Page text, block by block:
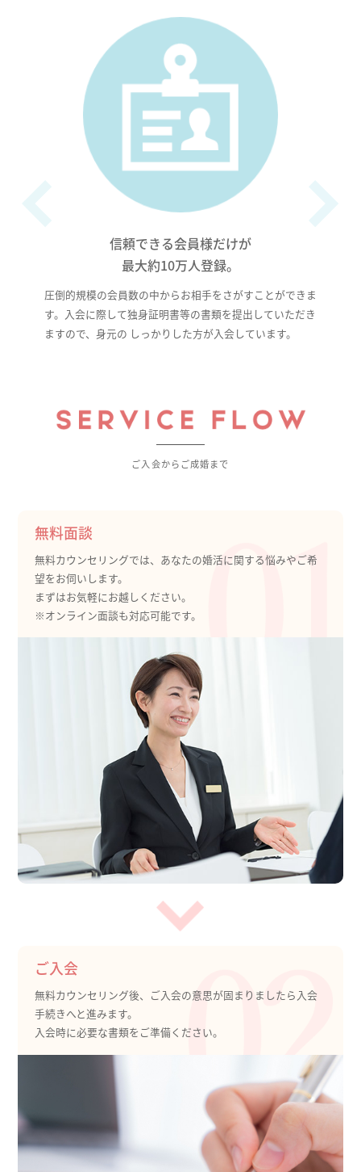
信頼できる会員様だけが
最大約10万人登録。
圧倒的規模の会員数の中からお相手をさがすことができま
す。入会に際して独身証明書等の書類を提出していただき
ますので、身元の しっかりした方が入会しています。
ご入会からご成婚まで
無料面談
無料カウンセリングでは、あなたの婚活に関する悩みやご希
望をお伺いします。
まずはお気軽にお越しください。
※オンライン面談も対応可能です。
ご入会
無料カウンセリング後、ご入会の意思が固まりましたら入会
手続きへと進みます。
入会時に必要な書類をご準備ください。